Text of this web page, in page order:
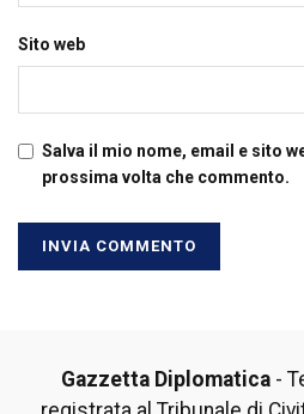
Sito web
Salva il mio nome, email e sito
prossima volta che commento.
Gazzetta Diplomatica-